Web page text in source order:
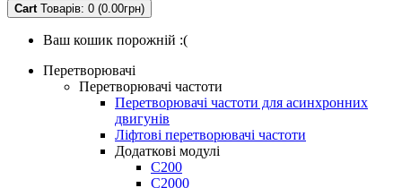
Cart Товарів: 0 (0.00грн)
Ваш кошик порожній :(
Перетворювачі
Перетворювачі частоти
Перетворювачі частоти для асинхронних
двигунів
Ліфтові перетворювачі частоти
Додаткові модулі
C200
C2000